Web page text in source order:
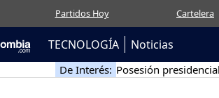
Partidos Hoy Cartelera
TECNOLOGÍA Noticias
De Interés: Posesión presidencial